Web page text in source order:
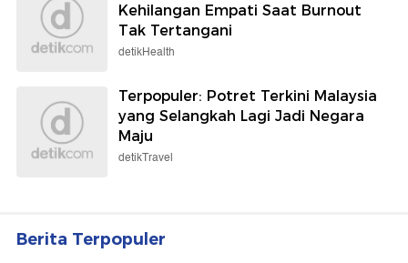
Kehilangan Empati Saat Burnout
Tak Tertangani
detikHealth
Terpopuler: Potret Terkini Malaysia
yang Selangkah Lagi Jadi Negara
Maju
detikTravel
Berita Terpopuler